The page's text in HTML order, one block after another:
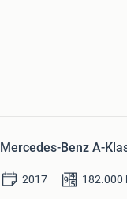
Mercedes-Benz A-
2017 182.000